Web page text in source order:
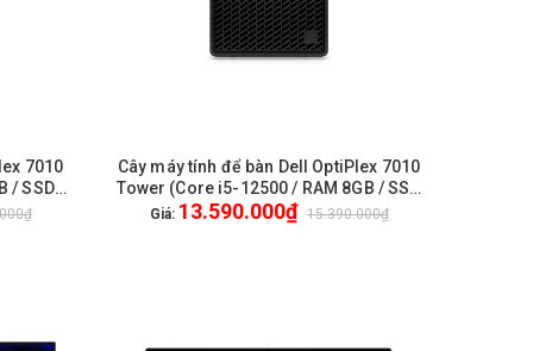
7010
/ SSD
HẾT HÀNG
Cây máy tính để bàn Dell OptiPlex 7010
Tower (Core i5-12500 / RAM 8GB / SSD
512GB / Windows 11 Home / WiFi /
Giá: 13.590.000₫ 15.390.000₫